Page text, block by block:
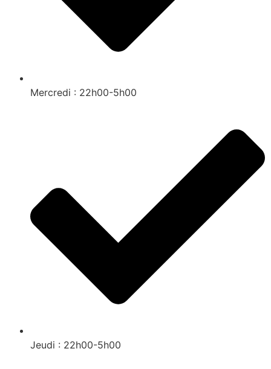
Mercredi : 22h00-5h00
Jeudi : 22h00-5h00